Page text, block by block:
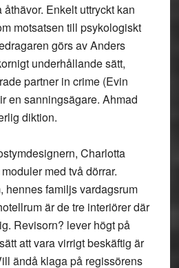
Enkelt uttryckt kan
motsatsen till psykologiskt
görs av Anders
underhållande sätt,
partner in crime (Evin
en sanningsägare. Ahmad
diktion.
Charlotta
med två dörrar.
hennes familjs vardagsrum
är de tre interiörer där
Revisorn? lever högt på
att vara virrigt beskäftig är
ändå klaga på regissörens